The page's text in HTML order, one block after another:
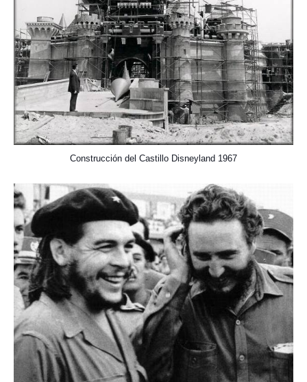
Construcción del Castillo Disneyland 1967